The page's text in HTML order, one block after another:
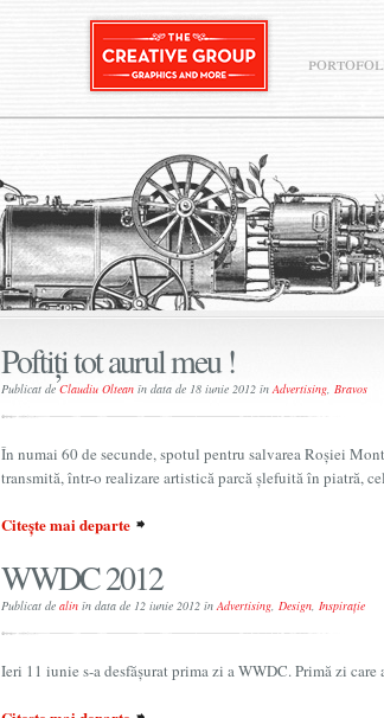
Poftiți tot aurul meu !
Publicat de Claudiu Oltean în data de 18 iunie 2012 înAdvertising, Bravos
În numai 60 de secunde, spotul pentru salvarea Roșiei
transmită, într-o realizare artistică parcă șlefuită în piatră,
Citește mai departe
WWDC 2012
Publicat de alin în data de 12 iunie 2012 înAdvertising, Design, Inspirație
Ieri 11 iunie s-a desfășurat prima zi a WWDC. Primă zi